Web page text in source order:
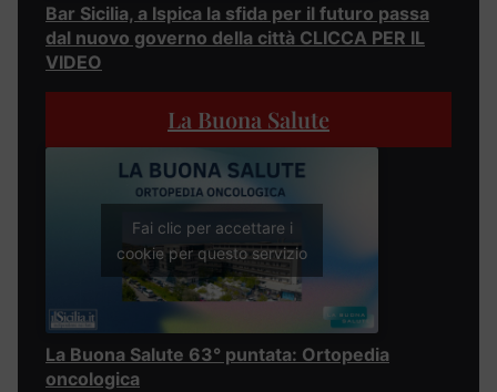
Bar Sicilia, a Ispica la sfida per il futuro passa
dal nuovo governo della città CLICCA PER IL
VIDEO
La Buona Salute
Fai clic per accettare i
cookie per questo servizio
La Buona Salute 63° puntata: Ortopedia
oncologica